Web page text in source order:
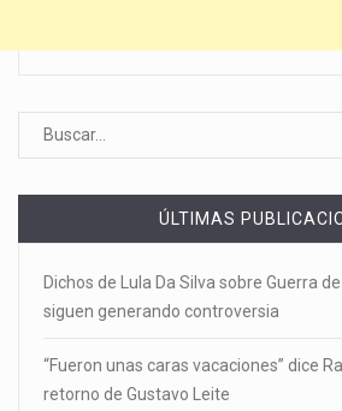
ÚLTIMAS
Dichos de Lula Da Silva sobre Guerra
siguen generando controversia
“Fueron unas caras vacaciones” dice
retorno de Gustavo Leite